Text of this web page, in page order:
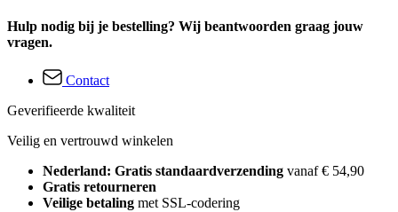
Hulp nodig bij je bestelling? Wij beantwoorden graag jouw
vragen.
Contact
Geverifieerde kwaliteit
Veilig en vertrouwd winkelen
Nederland: Gratis standaardverzending vanaf € 54,90
Gratis retourneren
Veilige betaling met SSL-codering